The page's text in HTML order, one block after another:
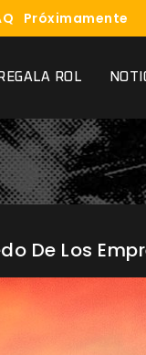
Próximamente
REGALA ROL
De Los